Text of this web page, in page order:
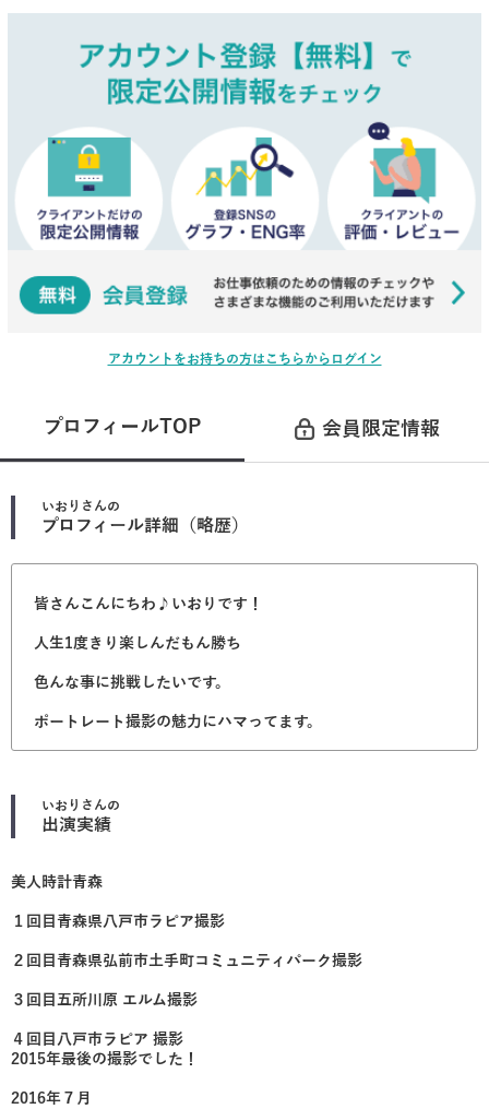
アカウントをお持ちの方はこちらからログイン
プロフィールTOP 会員限定情報
いおり さんの
プロフィール詳細（略歴）
皆さんこんにちわ♪いおりです！
人生1度きり楽しんだもん勝ち
色んな事に挑戦したいです。
ポートレート撮影の魅力にハマってます。
いおり さんの
出演実績
美人時計青森
１回目青森県八戸市ラピア撮影
２回目青森県弘前市土手町コミュニティパーク撮影
３回目五所川原 エルム撮影
４回目八戸市ラピア 撮影
2015年最後の撮影でした！
2016年７月